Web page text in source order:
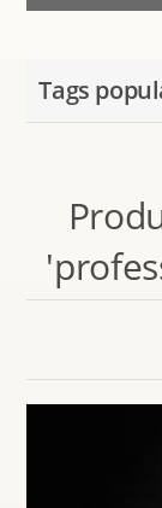
Falar Com
Tags